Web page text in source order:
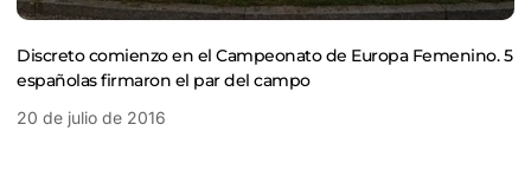
Discreto comienzo en el Campeonato de Europa Femenino. 5
españolas firmaron el par del campo
20 de julio de 2016